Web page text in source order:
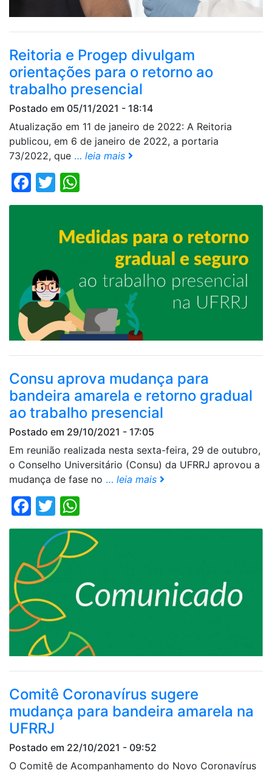
Reitoria e Progep divulgam
orientações para o retorno ao
trabalho presencial
Postado em 05/11/2021 - 18:14
Atualização em 11 de janeiro de 2022: A Reitoria
publicou, em 6 de janeiro de 2022, a portaria
73/2022, que … leia mais
Facebook
Twitter
Consu aprova mudança para
bandeira amarela e retorno gradual
ao trabalho presencial
Postado em 29/10/2021 - 17:05
Em reunião realizada nesta sexta-feira, 29 de outubro,
o Conselho Universitário (Consu) da UFRRJ aprovou a
mudança de fase no … leia mais
Facebook
Twitter
Comitê Coronavírus sugere
mudança para bandeira amarela na
UFRRJ
Postado em 22/10/2021 - 09:52
O Comitê de Acompanhamento do Novo Coronavírus